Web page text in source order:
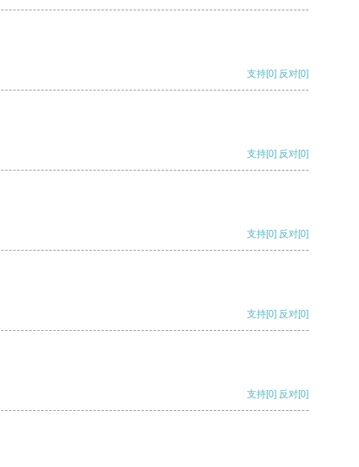
支持[0] 反对[0]
支持[0] 反对[0]
支持[0] 反对[0]
支持[0] 反对[0]
支持[0] 反对[0]